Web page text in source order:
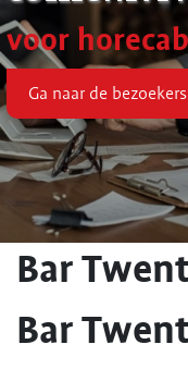
voor
Ga naar de
Bar
Bar